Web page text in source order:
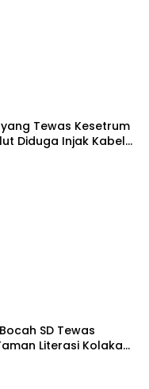
yang Tewas Kesetrum
Diduga Injak Kabel
SD Tewas
Literasi Kolaka